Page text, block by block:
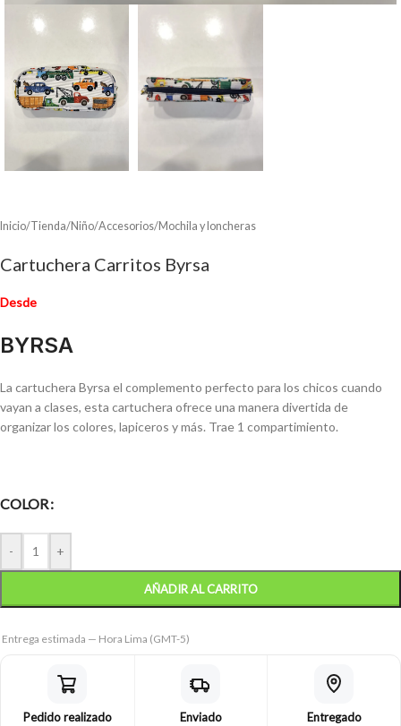
Inicio/Tienda/Niño/Accesorios/Mochila y loncheras
Cartuchera Carritos Byrsa
Desde
BYRSA
La cartuchera Byrsa el complemento perfecto para los chicos cuando
vayan a clases, esta cartuchera ofrece una manera divertida de
organizar los colores, lapiceros y más. Trae 1 compartimiento.
COLOR
- +
AÑADIR AL CARRITO
Entrega estimada — Hora Lima (GMT-5)
Pedido realizado Enviado Entregado